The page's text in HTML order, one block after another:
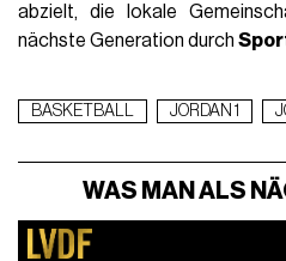
abzielt, die lokale
nächste Generation durch
BASKETBALL JORDAN 1
WAS MAN ALS